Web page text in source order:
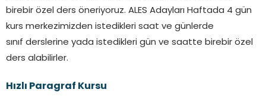
birebir özel ders öneriyoruz. ALES Adayları Haftada 4 gün
kurs merkezimizden istedikleri saat ve günlerde
sınıf derslerine yada istedikleri gün ve saatte birebir özel
ders alabilirler.
Hızlı Paragraf Kursu